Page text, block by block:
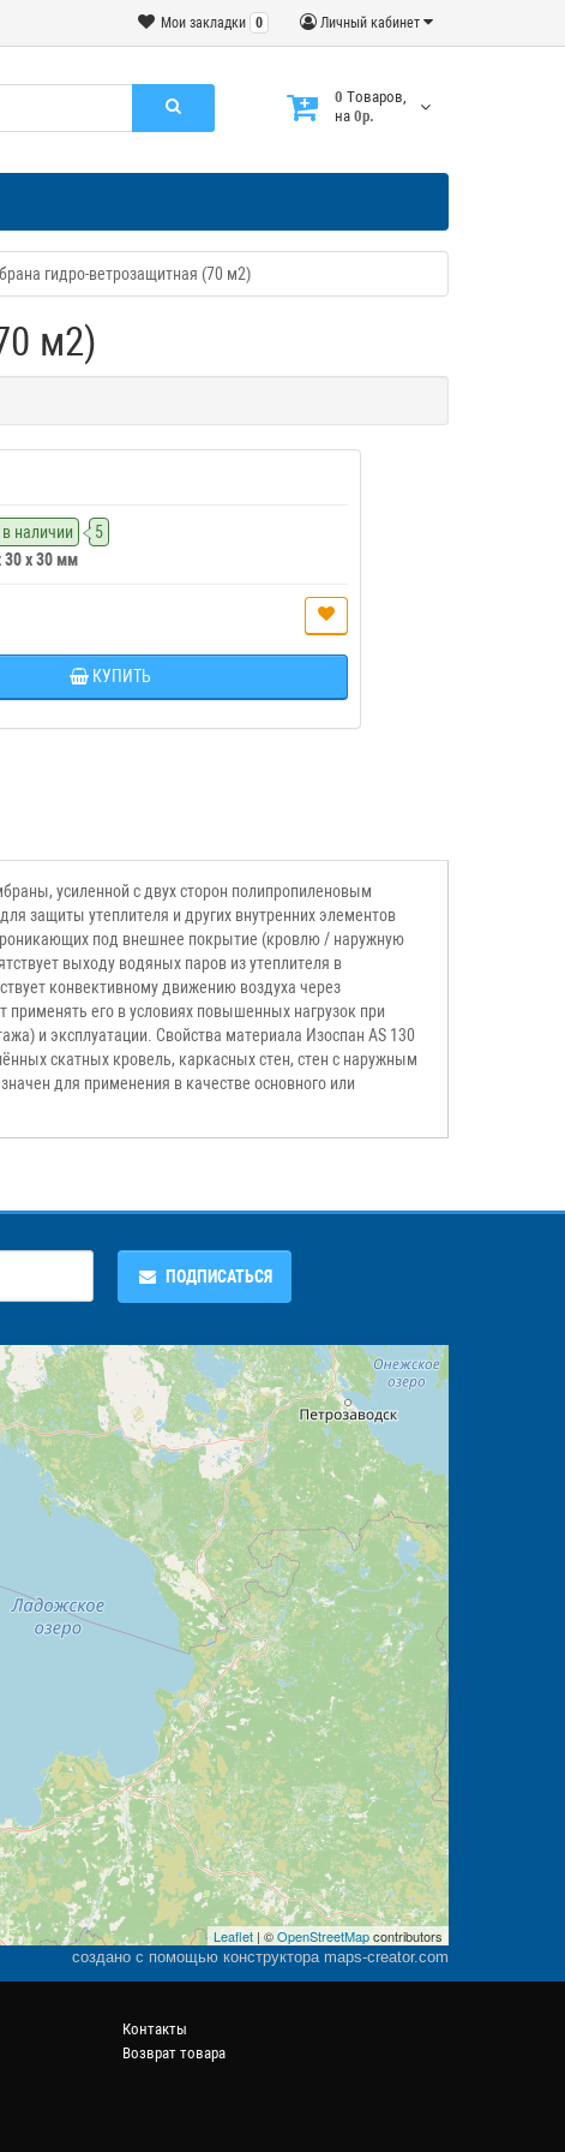
Личный кабинет
Мои закладки 0
0 Tоваров,
на 0р.
гидро-ветрозащитная (70 м2)
м2)
в наличии
5
30 x 30 мм
КУПИТЬ
усиленной с двух сторон полипропиленовым
защиты утеплителя и других внутренних элементов
под внешнее покрытие (кровлю / наружную
выходу водяных паров из утеплителя в
конвективному движению воздуха через
его в условиях повышенных нагрузок при
и эксплуатации. Свойства материала Изоспан AS 130
скатных кровель, каркасных стен, стен с наружным
для применения в качестве основного или
ПОДПИСАТЬСЯ
Leaflet | ©OpenStreetMapcontributors
создано с помощью конструктора maps-creator.com
Контакты
Возврат товара